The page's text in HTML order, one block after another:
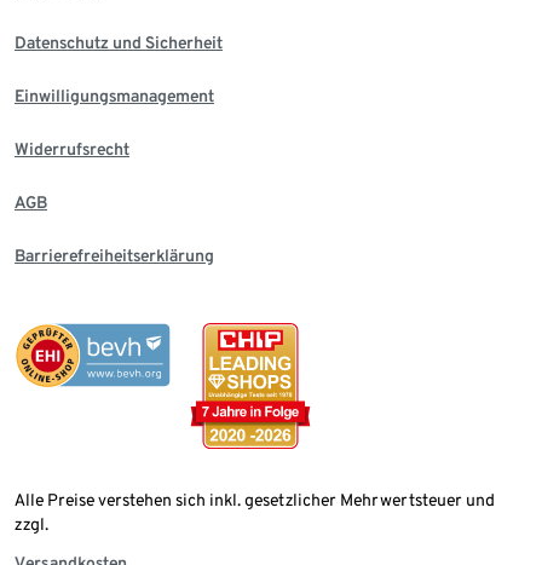
Datenschutz und Sicherheit
Einwilligungsmanagement
Widerrufsrecht
AGB
Barrierefreiheitserklärung
Alle Preise verstehen sich inkl. gesetzlicher Mehrwertsteuer und
zzgl.